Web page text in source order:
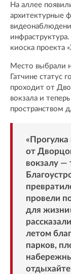
На аллее
архитектурные
киоска проекта
Место выбрали
Гатчине статус
проходит от
вокзала и
пространством
от
вокзалу —
провели
для
летом
парков,